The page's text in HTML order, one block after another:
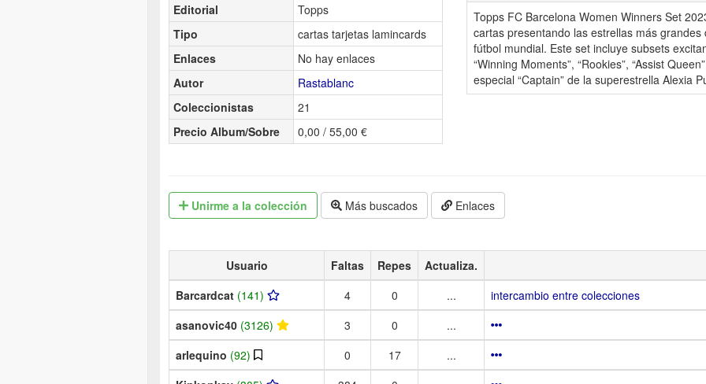
Editorial
Topps
Tipo
cartas tarjetas lamincards
Enlaces
No hay enlaces
Autor
Rastablanc
Coleccionistas
21
Precio Album/Sobre
0,00 / 55,00 €
Topps FC Barcelona Women Winners Set
cartas presentando las estrellas más
fútbol mundial. Este set incluye subsets
“Winning Moments”, “Rookies”, “Assist
especial “Captain” de la superestrella Alexia
Unirme a la colección Más buscados Enlaces
Usuario Faltas Repes Actualiza.
Barcardcat (141) 4 0 ...
intercambio entre colecciones
asanovic40 (3126) 3 0
...
arlequino (92) 0 17
...